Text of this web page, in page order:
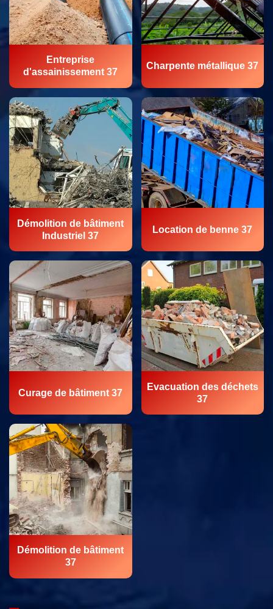
Entreprise
d'assainissement 37
Charpente métallique 37
Démolition de bâtiment
Industriel 37
Location de benne 37
Curage de bâtiment 37
Evacuation des déchets
37
Démolition de bâtiment
37